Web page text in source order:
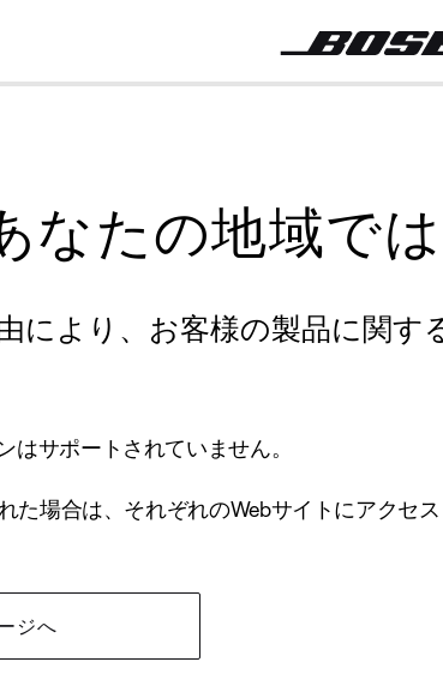
なたの地域で
により、お客様の製品に関す
はサポートされていません。
た場合は、それぞれのWebサイトにアクセ
ジへ